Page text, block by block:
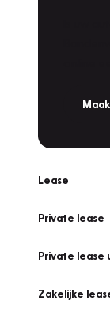
Lease
Private lease
Private lease
Zakelijke